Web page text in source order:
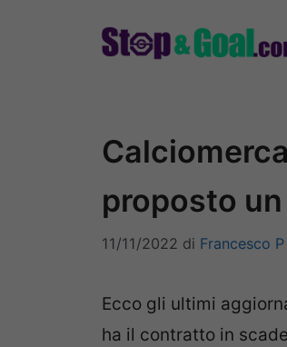
proposto
11/11/2022 di Francesco P
Ecco gli ultimi
ha il contratto in